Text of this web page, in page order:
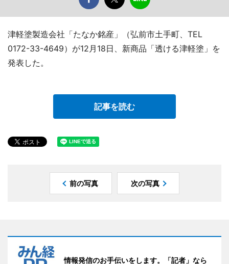
津軽塗製造会社「たなか銘産」（弘前市土手町、TEL
0172-33-4649）が12月18日、新商品「透ける津軽塗」を
発表した。
記事を読む
前の写真 次の写真
情報発信のお手伝いをします。「記者」なら